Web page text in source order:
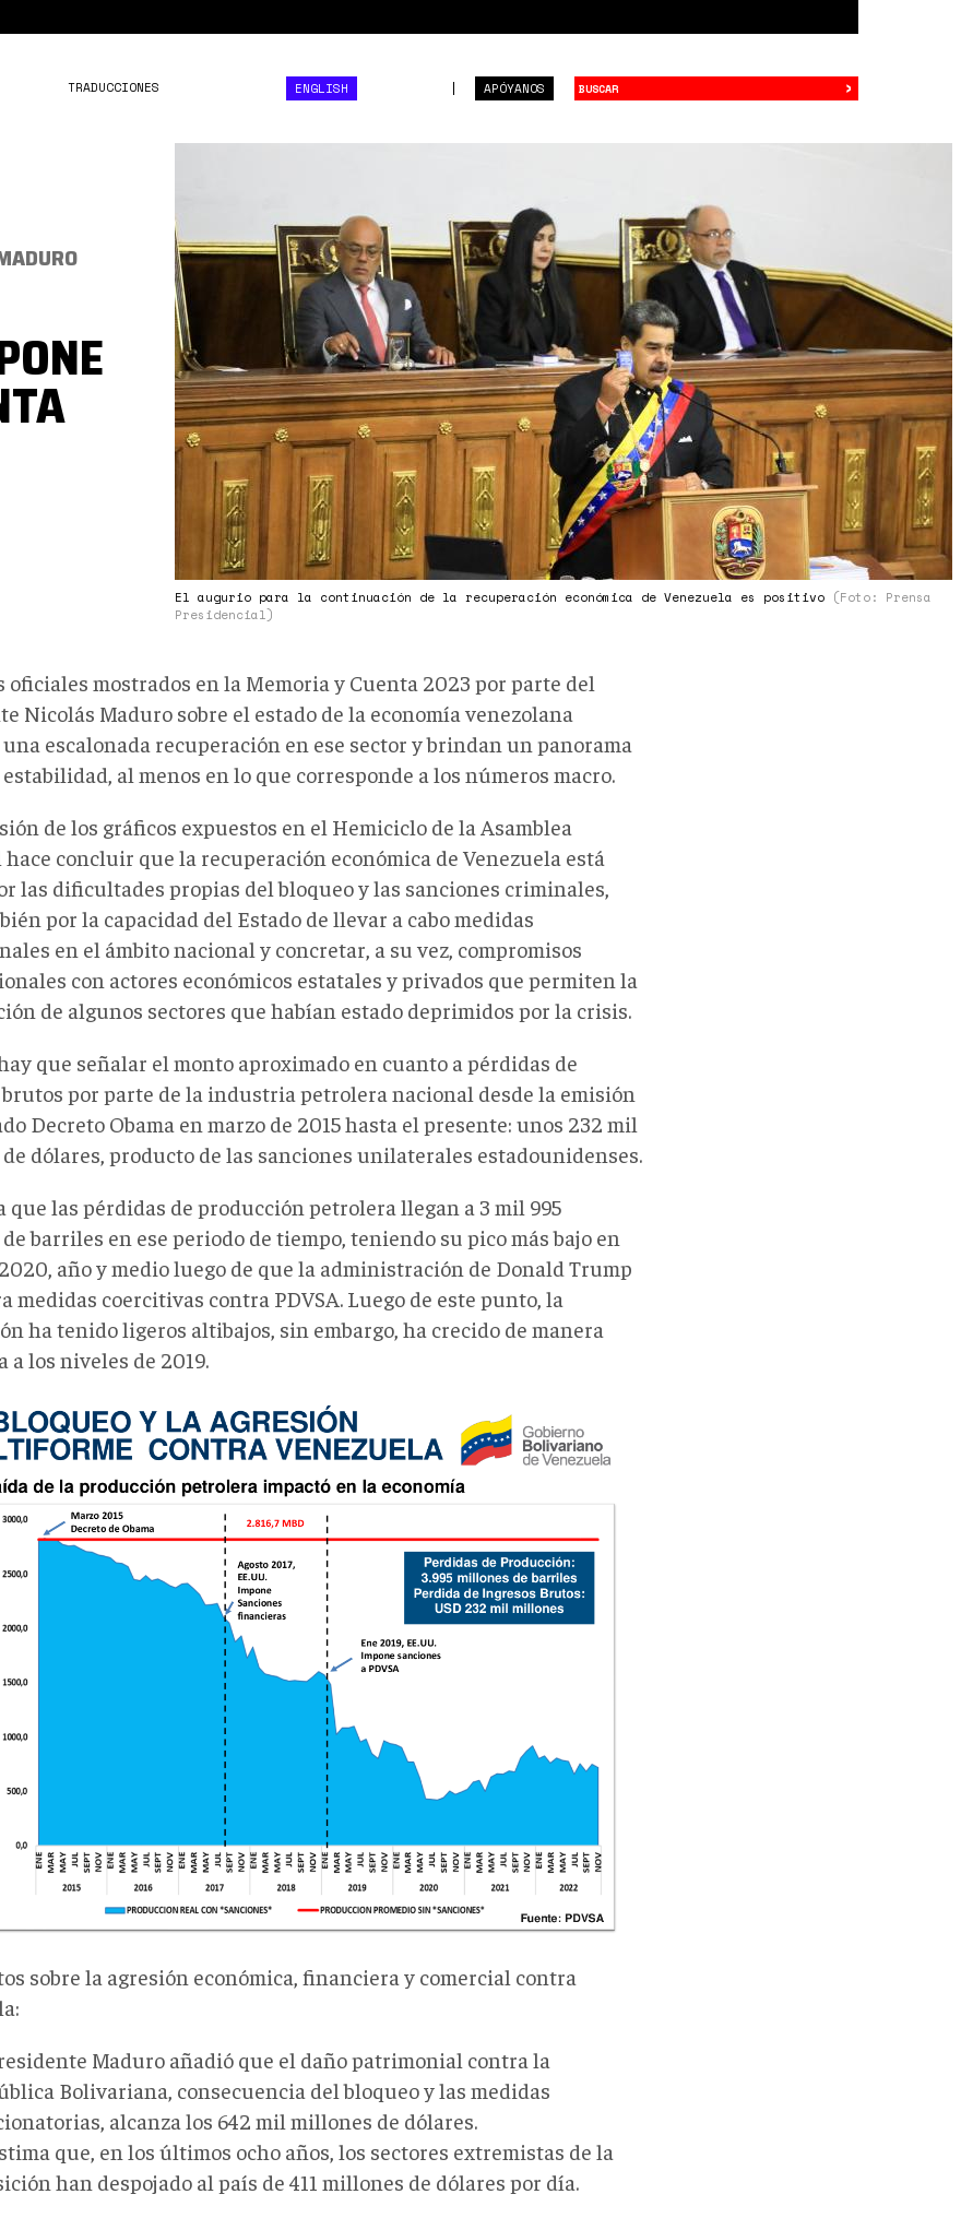
APÓYANOS
TRADUCCIONES ENGLISH ›
2023.jpg
El augurio para la continuación de la recuperación económica de Venezuela es positivo (Foto: Prensa
Presidencial)
oficiales mostrados en la Memoria y Cuenta 2023 por parte del
Nicolás Maduro sobre el estado de la economía venezolana
escalonada recuperación en ese sector y brindan un panorama
al menos en lo que corresponde a los números macro.
de los gráficos expuestos en el Hemiciclo de la Asamblea
concluir que la recuperación económica de Venezuela está
las dificultades propias del bloqueo y las sanciones criminales,
por la capacidad del Estado de llevar a cabo medidas
en el ámbito nacional y concretar, a su vez, compromisos
con actores económicos estatales y privados que permiten la
de algunos sectores que habían estado deprimidos por la crisis.
que señalar el monto aproximado en cuanto a pérdidas de
por parte de la industria petrolera nacional desde la emisión
Decreto Obama en marzo de 2015 hasta el presente: unos 232 mil
dólares, producto de las sanciones unilaterales estadounidenses.
que las pérdidas de producción petrolera llegan a 3 mil 995
barriles en ese periodo de tiempo, teniendo su pico más bajo en
año y medio luego de que la administración de Donald Trump
medidas coercitivas contra PDVSA. Luego de este punto, la
ha tenido ligeros altibajos, sin embargo, ha crecido de manera
a los niveles de 2019.
sobre la agresión económica, financiera y comercial contra
Maduro añadió que el daño patrimonial contra la
Bolivariana, consecuencia del bloqueo y las medidas
alcanza los 642 mil millones de dólares.
que, en los últimos ocho años, los sectores extremistas de la
han despojado al país de 411 millones de dólares por día.